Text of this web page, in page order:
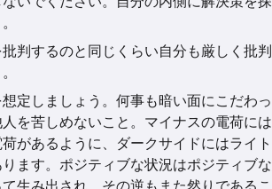
判するのと同じくらい自分も厳しく批
定しましょう。何事も暗い面にこだわ
を苦しめないこと。マイナスの電荷に
荷があるように、ダークサイドにはライ
ります。ポジティブな状況はポジティブ